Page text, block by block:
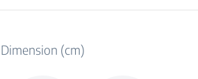
Dimension (cm)